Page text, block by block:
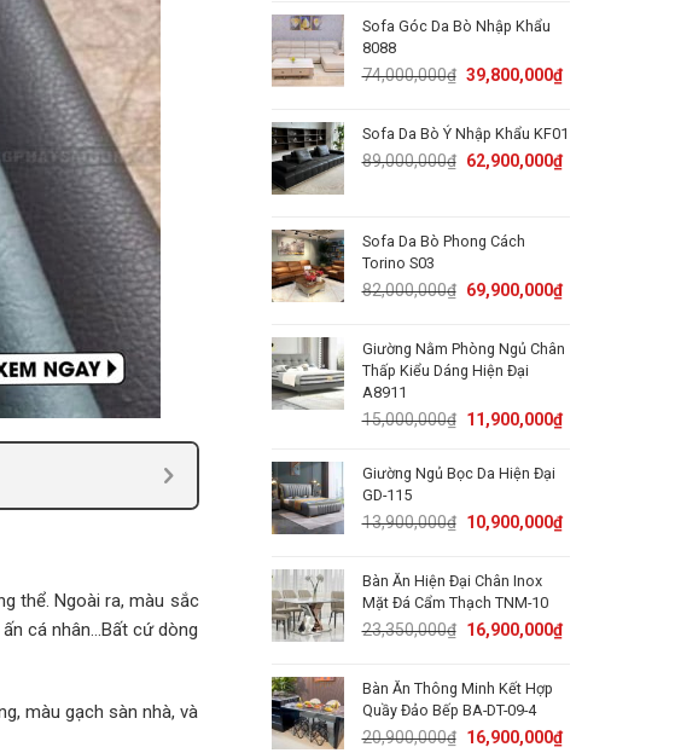
thể. Ngoài ra, màu sắc
cá nhân…Bất cứ dòng
màu gạch sàn nhà, và
49,000,000₫.
Sofa Góc Da Bò Nhập Khẩu
8088
74,000,000₫ Original
74,000,000₫.
39,800,000₫Current
39,800,000₫.
Sofa Da Bò Ý Nhập Khẩu KF01
89,000,000₫ Original
62,900,000₫Current
Sofa Da Bò Phong Cách
Torino S03
82,000,000₫ Original
82,000,000₫.
69,900,000₫Current
69,900,000₫.
Giường Nằm Phòng Ngủ Chân
Thấp Kiểu Dáng Hiện Đại
A8911
15,000,000₫ Original
was:
15,000,000₫.
11,900,000₫Current
Giường Ngủ Bọc Da Hiện Đại
GD-115
13,900,000₫ Original
13,900,000₫.
10,900,000₫Current
Bàn Ăn Hiện Đại Chân Inox
Mặt Đá Cẩm Thạch TNM-10
23,350,000₫ Original
23,350,000₫.
16,900,000₫Current
Bàn Ăn Thông Minh Kết Hợp
Quầy Đảo Bếp BA-DT-09-4
20,900,000₫ Original
16,900,000₫Current